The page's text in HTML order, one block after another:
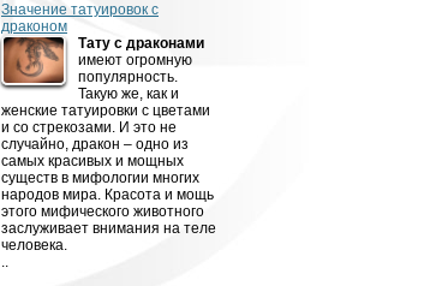
Значение татуировок с
драконом
Тату с драконами
имеют огромную
популярность.
Такую же, как и
женские татуировки с цветами
и со стрекозами. И это не
случайно, дракон – одно из
самых красивых и мощных
существ в мифологии многих
народов мира. Красота и мощь
этого мифического животного
заслуживает внимания на теле
человека.
..